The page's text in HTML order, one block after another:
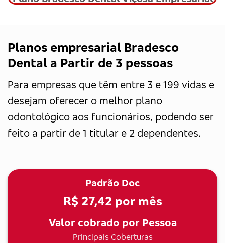
Planos empresarial Bradesco
Dental a Partir de 3 pessoas
Para empresas que têm entre 3 e 199 vidas e
desejam oferecer o melhor plano
odontológico aos funcionários, podendo ser
feito a partir de 1 titular e 2 dependentes.
Padrão Doc
R$ 27,42 por mês
Valor cobrado por Pessoa
Principais Coberturas